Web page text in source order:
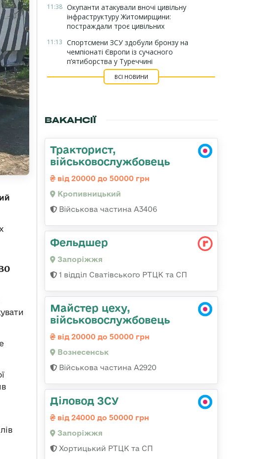
11:38 Окупанти атакували вночі цивільну
інфраструктуру Житомирщини:
постраждали троє цивільних
11:13 Спортсмени ЗСУ здобули бронзу на
чемпіонаті Європи із сучасного
п’ятиборства у Туреччині
ВСІ НОВИНИ
ВАКАНСІЇ
Тракторист,
військовослужбовець
від 20000 до 50000 грн
Кропивницький
Військова частина А3406
Фельдшер
Запоріжжя
1 відділ Сватівського РТЦК та СП
Майстер цеху,
військовослужбовець
від 20000 до 50000 грн
Вознесенськ
Військова частина А2920
Діловод ЗСУ
від 24000 до 50000 грн
Запоріжжя
Хортицький РТЦК та СП